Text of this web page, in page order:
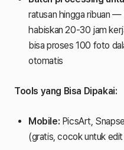
ratusan hingga ribuan —
habiskan 20-30 jam
bisa proses 100 foto
otomatis
Tools yang Bisa Dipakai:
Mobile: PicsArt,
(gratis, cocok untuk